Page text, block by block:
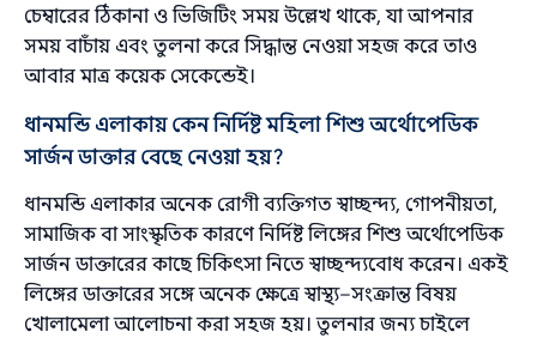
চেম্বারের ঠিকানা ও ভিজিটিং সময় উল্লেখ থাকে, যা আপনার
সময় বাচাঁয় এবং তুলনা করে সিদ্ধান্ত নেওয়া সহজ করে তাও
আবার মাত্র কয়েক সেকেন্ডেই।
ধানমন্ডি এলাকায় কেন নির্দিষ্ট মহিলা শিশু অর্থোপেডিক
সার্জন ডাক্তার বেছে নেওয়া হয়?
ধানমন্ডি এলাকার অনেক রোগী ব্যক্তিগত স্বাচ্ছন্দ্য, গোপনীয়তা,
সামাজিক বা সাংস্কৃতিক কারণে নির্দিষ্ট লিঙ্গের শিশু অর্থোপেডিক
সার্জন ডাক্তারের কাছে চিকিৎসা নিতে স্বাচ্ছন্দ্যবোধ করেন। একই
লিঙ্গের ডাক্তারের সঙ্গে অনেক ক্ষেত্রে স্বাস্থ্য–সংক্রান্ত বিষয়
খোলামেলা আলোচনা করা সহজ হয়। তুলনার জন্য চাইলে